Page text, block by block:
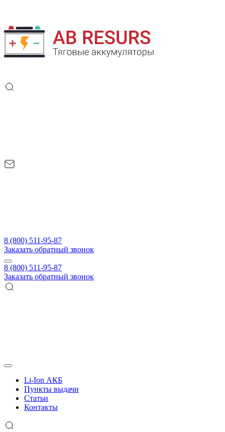
8 (800) 511-95-87
Заказать обратный звонок
8 (800) 511-95-87
Заказать обратный звонок
Li-Ion АКБ
Пункты выдачи
Статьи
Контакты